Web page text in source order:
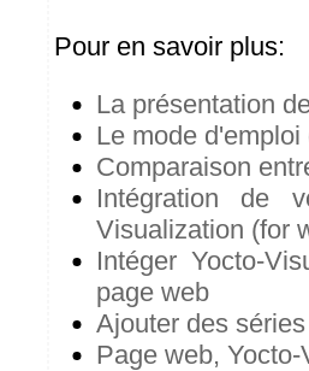
Pour en savoir plus:
La présentation
Le mode
Comparaison
Intégration de
Visualization (for
Intéger Yocto-
page web
Ajouter des
Page web,